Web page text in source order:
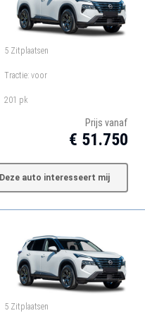
5 Zitplaatsen
Tractie: voor
201 pk
Prijs vanaf
€ 51.750
Deze auto interesseert mij
5 Zitplaatsen